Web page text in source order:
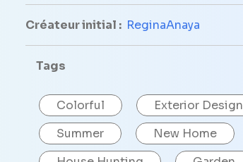
Créateur initial : ReginaAnaya
Tags
Colorful
Exterior Design
Summer
New Home